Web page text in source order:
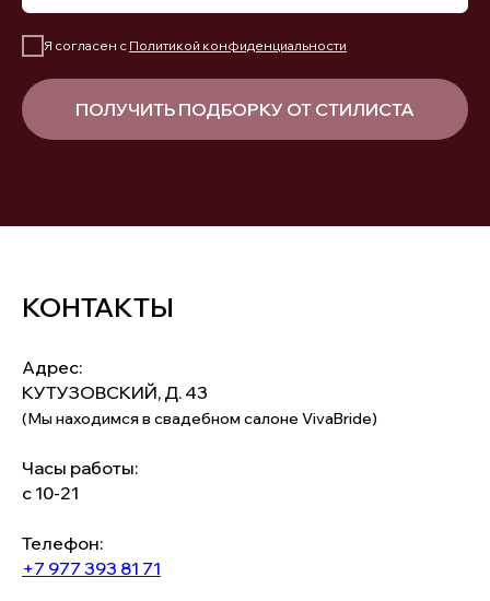
Я согласен с Политикой конфиденциальности
ПОЛУЧИТЬ ПОДБОРКУ ОТ СТИЛИСТА
КОНТАКТЫ
Адрес:
КУТУЗОВСКИЙ, Д. 43
(Мы находимся в свадебном салоне VivaBride)
Часы работы:
с 10-21
Телефон:
+7 977 393 81 71